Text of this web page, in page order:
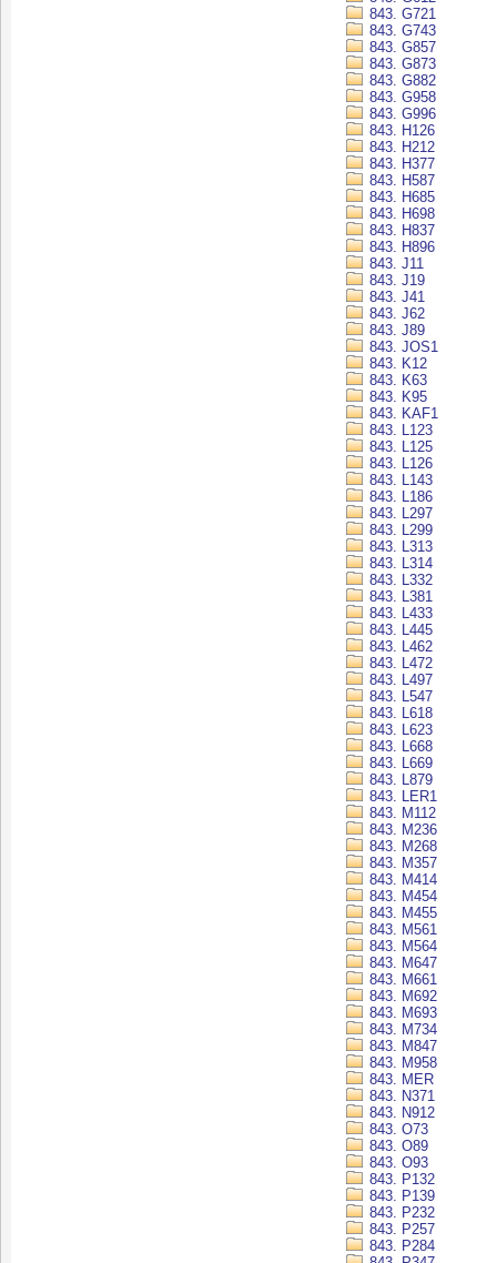
843. G721
843. G743
843. G857
843. G873
843. G882
843. G958
843. G996
843. H126
843. H212
843. H377
843. H587
843. H685
843. H698
843. H837
843. H896
843. J11
843. J19
843. J41
843. J62
843. J89
843. JOS1
843. K12
843. K63
843. K95
843. KAF1
843. L123
843. L125
843. L126
843. L143
843. L186
843. L297
843. L299
843. L313
843. L314
843. L332
843. L381
843. L433
843. L445
843. L462
843. L472
843. L497
843. L547
843. L618
843. L623
843. L668
843. L669
843. L879
843. LER1
843. M112
843. M236
843. M268
843. M357
843. M414
843. M454
843. M455
843. M561
843. M564
843. M647
843. M661
843. M692
843. M693
843. M734
843. M847
843. M958
843. MER
843. N371
843. N912
843. O73
843. O89
843. O93
843. P132
843. P139
843. P232
843. P257
843. P284